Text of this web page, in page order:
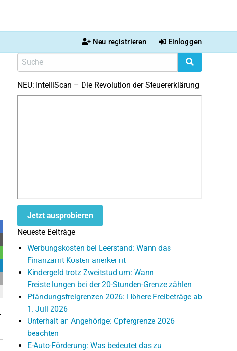
Neu registrieren Einloggen
,
NEU: IntelliScan – Die Revolution der Steuererklärung
Jetzt ausprobieren
Neueste Beiträge
Werbungskosten bei Leerstand: Wann das
Finanzamt Kosten anerkennt
Kindergeld trotz Zweitstudium: Wann
Freistellungen bei der 20-Stunden-Grenze zählen
Pfändungsfreigrenzen 2026: Höhere Freibeträge ab
1. Juli 2026
Unterhalt an Angehörige: Opfergrenze 2026
beachten
E-Auto-Förderung: Was bedeutet das zu